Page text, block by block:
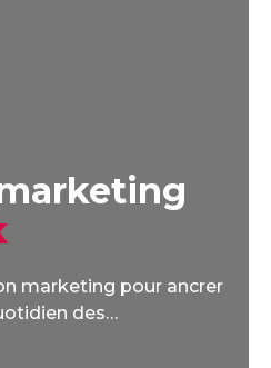
marketing pour ancrer
des